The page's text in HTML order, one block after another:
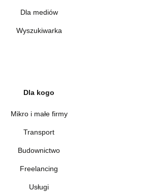
Dla mediów
Wyszukiwarka
Dla kogo
Mikro i małe firmy
Transport
Budownictwo
Freelancing
Usługi